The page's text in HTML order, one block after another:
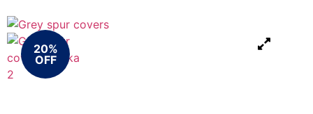
20%
OFF